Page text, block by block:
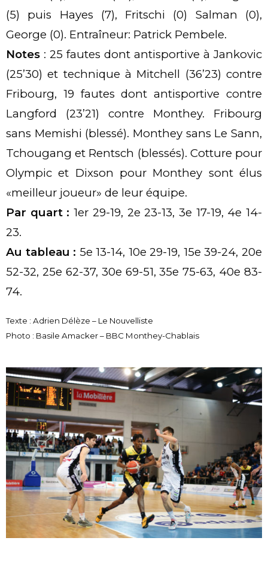
(5) puis Hayes (7), Fritschi (0) Salman (0),
George (0). Entraîneur: Patrick Pembele.
Notes : 25 fautes dont antisportive à Jankovic
(25’30) et technique à Mitchell (36’23) contre
Fribourg, 19 fautes dont antisportive contre
Langford (23’21) contre Monthey. Fribourg
sans Memishi (blessé). Monthey sans Le Sann,
Tchougang et Rentsch (blessés). Cotture pour
Olympic et Dixson pour Monthey sont élus
«meilleur joueur» de leur équipe.
Par quart : 1er 29-19, 2e 23-13, 3e 17-19, 4e 14-
23.
Au tableau : 5e 13-14, 10e 29-19, 15e 39-24, 20e
52-32, 25e 62-37, 30e 69-51, 35e 75-63, 40e 83-
74.
Texte : Adrien Délèze – Le Nouvelliste
Photo : Basile Amacker – BBC Monthey-Chablais